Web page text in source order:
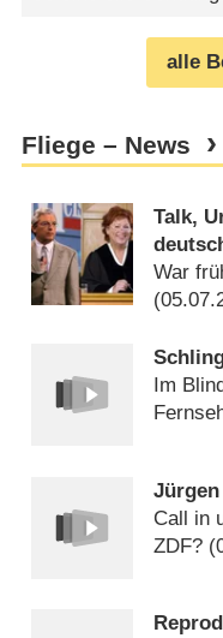
alle
Fliege – News
Talk,
Wandel
War
(
Im
Jürgen
Call in
ZDF? (